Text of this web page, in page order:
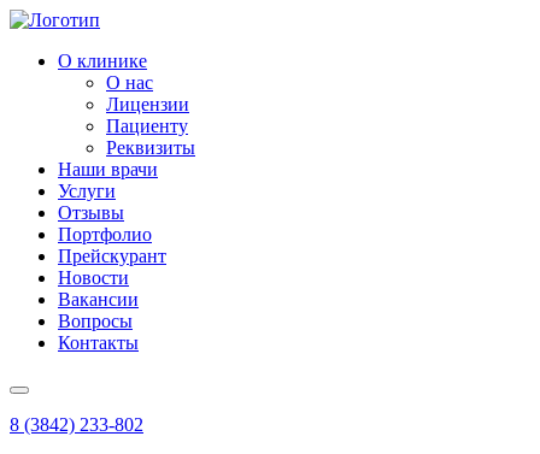
О клинике
О нас
Лицензии
Пациенту
Реквизиты
Наши врачи
Услуги
Отзывы
Портфолио
Прейскурант
Новости
Вакансии
Вопросы
Контакты
8 (3842) 233-802